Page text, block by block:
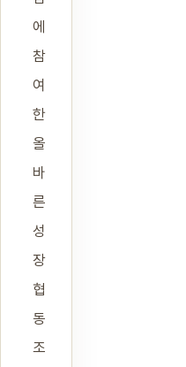
에
참
여
한
올
바
른
성
장
협
동
조